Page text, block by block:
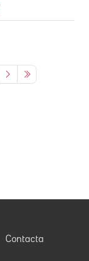
Contacta